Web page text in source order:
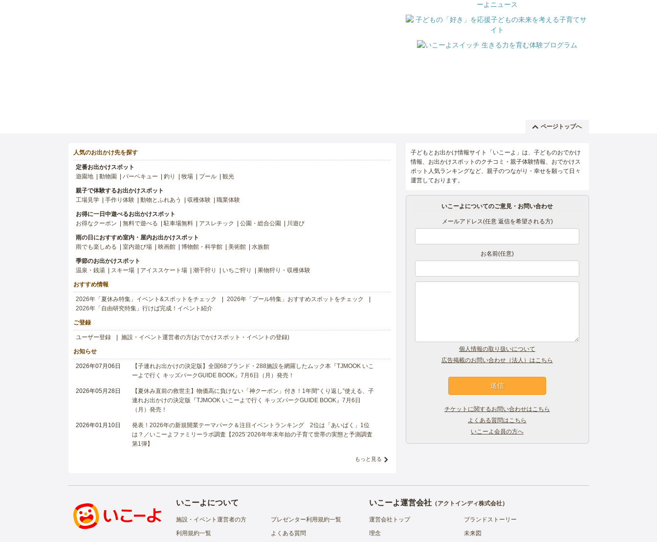
ページトップへ
人気のお出かけ先を探す
定番お出かけスポット
遊園地
動物園 バーベキュー 釣り 牧場 プール 観光
親子で体験するお出かけスポット
工場見学
手作り体験 動物とふれあう 収穫体験 職業体験
お得に一日中遊べるお出かけスポット
お得なクーポン
無料で遊べる 駐車場無料 アスレチック 公園・総合公園 川遊び
雨の日におすすめ室内・屋内お出かけスポット
雨でも楽しめる
室内遊び場 映画館 博物館・科学館 美術館 水族館
季節のお出かけスポット
温泉・銭湯
スキー場 アイススケート場 潮干狩り いちご狩り 果物狩り・収穫体験
おすすめ情報
2026年「夏休み特集」イベント&スポットをチェック
2026年「プール特集」おすすめスポットをチェック
2026年「自由研究特集」行けば完成！イベント紹介
ご登録
ユーザー登録 施設・イベント運営者の方(おでかけスポット・イベントの登録)
お知らせ
2026年07月06日
【子連れお出かけの決定版】全国68ブランド・288施設を網羅したムック本『TJMOOK いこ
ーよで行く キッズパークGUIDE BOOK』7月6日（月）発売！
2026年05月28日
【夏休み直前の救世主】物価高に負けない「神クーポン」付き！1年間“くり返し”使える、子
連れお出かけの決定版『TJMOOK いこーよで行く キッズパークGUIDE BOOK』7月6日
（月）発売！
2026年01月10日
発表！2026年の新規開業テーマパーク＆注目イベントランキング 2位は「あいぱく」1位
は？／いこーよファミリーラボ調査【2025⁻2026年年末年始の子育て世帯の実態と予測調査
第1弾】
もっと見る
子どもとお出かけ情報サイト「いこーよ」は、子どものおでかけ
情報、お出かけスポットのクチコミ・親子体験情報、おでかけス
ポット人気ランキングなど、親子のつながり・幸せを願って日々
運営しております。
いこーよについてのご意見・お問い合わせ
メールアドレス(任意 返信を希望される方)
お名前(任意)
個人情報の取り扱いについて
広告掲載のお問い合わせ（法人）はこちら
チケットに関するお問い合わせはこちら
よくある質問はこちら
いこーよ会員の方へ
いこーよについて
施設・イベント運営者の方
プレゼンター利用規約一覧
利用規約一覧
よくある質問
いこーよ運営会社（アクトインディ株式会社）
運営会社トップ
ブランドストーリー
理念
未来図